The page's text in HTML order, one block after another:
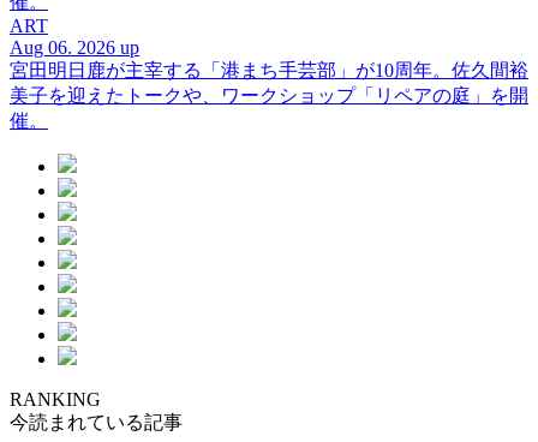
ART
Aug 06. 2026 up
宮田明日鹿が主宰する「港まち手芸部」が10周年。佐久間裕
美子を迎えたトークや、ワークショップ「リペアの庭」を開
催。
RANKING
今読まれている記事